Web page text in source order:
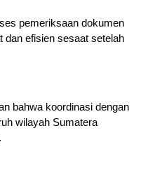
pemeriksaan dokumen
dan efisien sesaat setelah
bahwa koordinasi dengan
wilayah Sumatera